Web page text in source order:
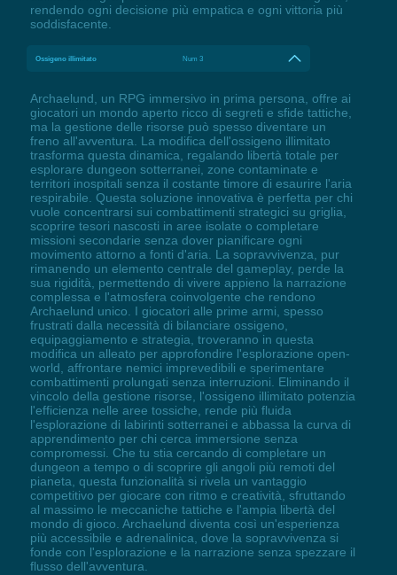
rendendo ogni decisione più empatica e ogni vittoria più
soddisfacente.
Ossigeno illimitato Num 3
Archaelund, un RPG immersivo in prima persona, offre ai
giocatori un mondo aperto ricco di segreti e sfide tattiche,
ma la gestione delle risorse può spesso diventare un
freno all'avventura. La modifica dell'ossigeno illimitato
trasforma questa dinamica, regalando libertà totale per
esplorare dungeon sotterranei, zone contaminate e
territori inospitali senza il costante timore di esaurire l'aria
respirabile. Questa soluzione innovativa è perfetta per chi
vuole concentrarsi sui combattimenti strategici su griglia,
scoprire tesori nascosti in aree isolate o completare
missioni secondarie senza dover pianificare ogni
movimento attorno a fonti d'aria. La sopravvivenza, pur
rimanendo un elemento centrale del gameplay, perde la
sua rigidità, permettendo di vivere appieno la narrazione
complessa e l'atmosfera coinvolgente che rendono
Archaelund unico. I giocatori alle prime armi, spesso
frustrati dalla necessità di bilanciare ossigeno,
equipaggiamento e strategia, troveranno in questa
modifica un alleato per approfondire l'esplorazione open-
world, affrontare nemici imprevedibili e sperimentare
combattimenti prolungati senza interruzioni. Eliminando il
vincolo della gestione risorse, l'ossigeno illimitato potenzia
l'efficienza nelle aree tossiche, rende più fluida
l'esplorazione di labirinti sotterranei e abbassa la curva di
apprendimento per chi cerca immersione senza
compromessi. Che tu stia cercando di completare un
dungeon a tempo o di scoprire gli angoli più remoti del
pianeta, questa funzionalità si rivela un vantaggio
competitivo per giocare con ritmo e creatività, sfruttando
al massimo le meccaniche tattiche e l'ampia libertà del
mondo di gioco. Archaelund diventa così un'esperienza
più accessibile e adrenalinica, dove la sopravvivenza si
fonde con l'esplorazione e la narrazione senza spezzare il
flusso dell'avventura.